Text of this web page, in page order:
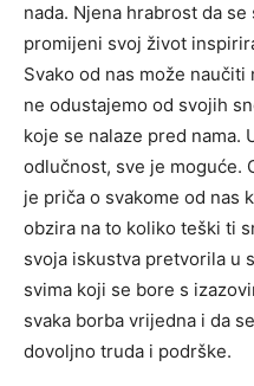
nada. Njena hrabrost da
promijeni svoj život
Svako od nas može
ne odustajemo od svojih
koje se nalaze pred nama.
odlučnost, sve je moguće.
je priča o svakome od nas
obzira na to koliko teški ti
svoja iskustva pretvorila u
svima koji se bore s
svaka borba vrijedna i da
dovoljno truda i podrške.